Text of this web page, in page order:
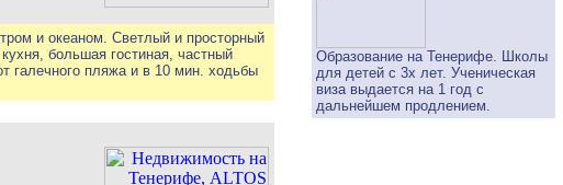
и океаном. Светлый и просторный
большая гостиная, частный
галечного пляжа и в 10 мин. ходьбы
Образование на Тенерифе. Школы
для детей с 3х лет. Ученическая
виза выдается на 1 год с
дальнейшем продлением.